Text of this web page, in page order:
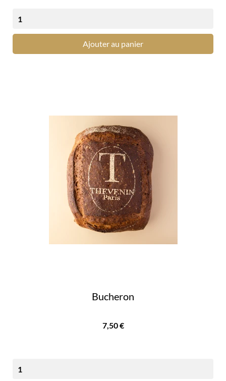
Ajouter au panier
Bucheron
Prix
7,50 €